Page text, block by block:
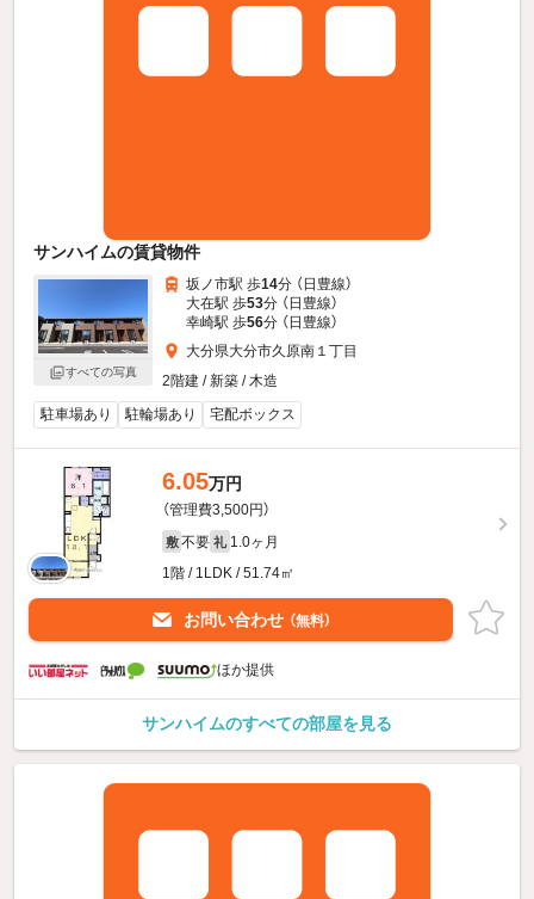
サンハイムの賃貸物件
すべての写真
坂ノ市駅 歩14分 （日豊線）
大在駅 歩53分 （日豊線）
幸崎駅 歩56分 （日豊線）
大分県大分市久原南１丁目
2階建 / 新築 / 木造
駐車場あり
駐輪場あり 宅配ボックス
6.05万円
（管理費3,500円）
敷 不要 礼 1.0ヶ月
1階 / 1LDK / 51.74㎡
お問い合わせ （無料）
ほか提供
サンハイムのすべての部屋を見る